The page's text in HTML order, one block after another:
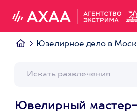
Ювелирное дело в
Ювелирный